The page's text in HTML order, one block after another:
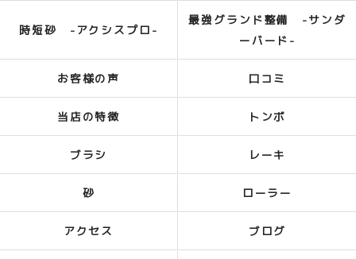
時短砂 -アクシスプロ-
最強グランド整備 -サンダ
ーバード-
お客様の声 口コミ
当店の特徴 トンボ
ブラシ レーキ
砂 ローラー
アクセス ブログ